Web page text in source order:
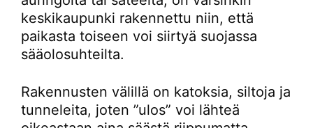
keskikaupunki rakennettu niin, että
paikasta toiseen voi siirtyä suojassa
sääolosuhteilta.
Rakennusten välillä on katoksia, siltoja ja
tunneleita, joten ”ulos” voi lähteä